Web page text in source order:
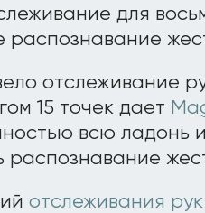
для
распознавание
отслеживание
15 точек дает
всю ладонь
распознавание
отслеживания